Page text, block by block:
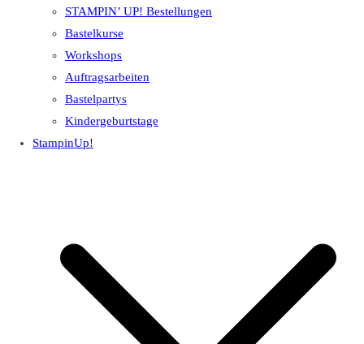
STAMPIN’ UP! Bestellungen
Bastelkurse
Workshops
Auftragsarbeiten
Bastelpartys
Kindergeburtstage
StampinUp!